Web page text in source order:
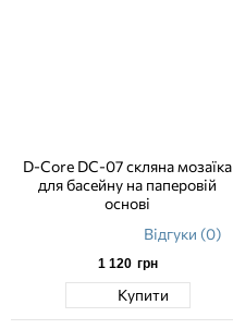
D-Core DC-07 скляна мозаїка
для басейну на паперовій
основі
Відгуки (0)
1 120 грн
Купити